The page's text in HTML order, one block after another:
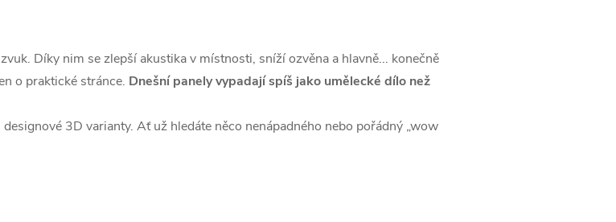
Díky nim se zlepší akustika v místnosti, sníží ozvěna a hlavně... konečně
o praktické stránce. Dnešní panely vypadají spíš jako umělecké dílo než
3D varianty. Ať už hledáte něco nenápadného nebo pořádný „wow